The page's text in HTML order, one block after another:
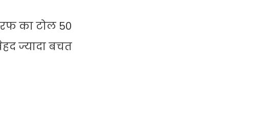
का टोल 50
ज्यादा बचत